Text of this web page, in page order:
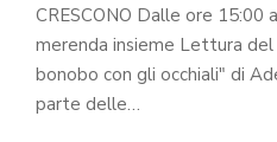
CRESCONO Dalle ore 15:00
merenda insieme Lettura
bonobo con gli occhiali" di
parte delle…